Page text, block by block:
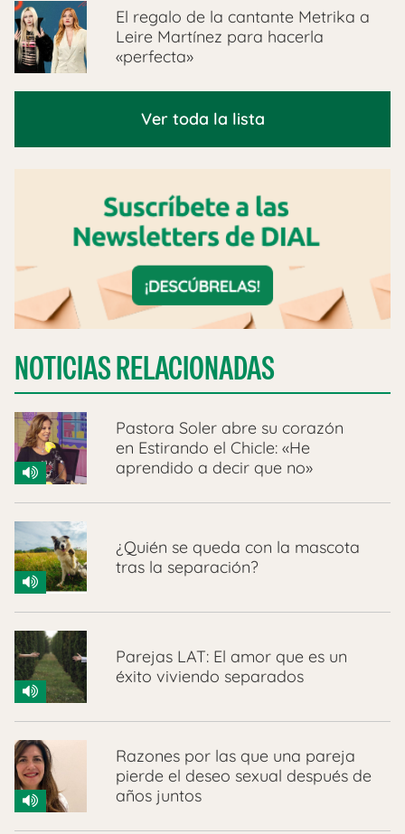
El regalo de la cantante Metrika a
Leire Martínez para hacerla
«perfecta»
Ver toda la lista
NOTICIAS RELACIONADAS
Pastora Soler abre su corazón
en Estirando el Chicle: «He
aprendido a decir que no»
¿Quién se queda con la mascota
tras la separación?
Parejas LAT: El amor que es un
éxito viviendo separados
Razones por las que una pareja
pierde el deseo sexual después de
años juntos